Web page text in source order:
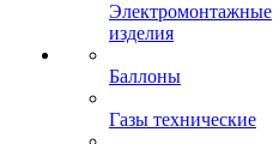
Электромонтажные
изделия
Баллоны
Газы технические